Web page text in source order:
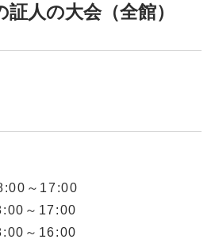
人の大会（全館）
～17:00
～17:00
～16:00